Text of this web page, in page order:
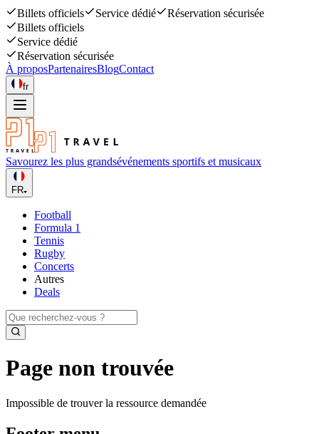
Billets officiels Service dédié
Réservation sécurisée
Billets officiels
Service dédié
Réservation sécurisée
À proposPartenairesBlogContact
fr
Savourez les plus grandsévénements sportifs et musicaux
FR
Football
Formula 1
Tennis
Rugby
Concerts
Autres
Deals
Page non trouvée
Impossible de trouver la ressource demandée